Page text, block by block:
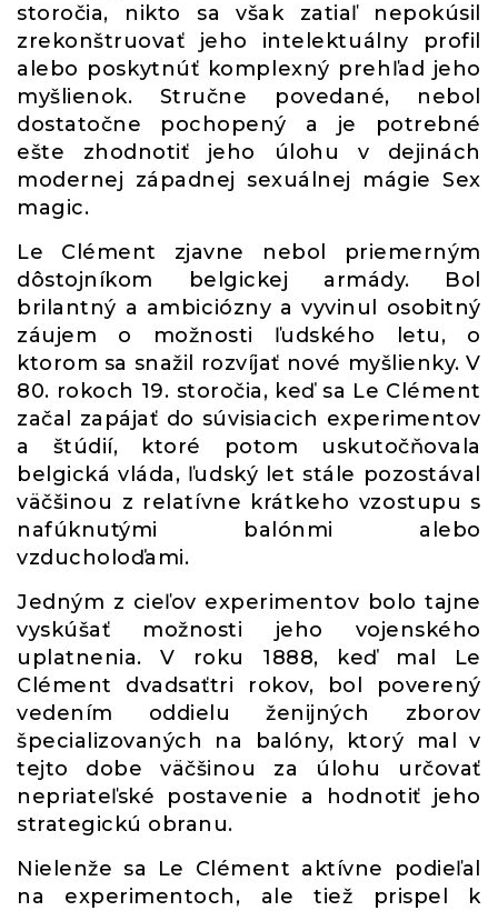
storočia, nikto sa však zatiaľ nepokúsil
zrekonštruovať jeho intelektuálny profil
alebo poskytnúť komplexný prehľad jeho
myšlienok. Stručne povedané, nebol
dostatočne pochopený a je potrebné
ešte zhodnotiť jeho úlohu v dejinách
modernej západnej sexuálnej mágie Sex
magic.
Le Clément zjavne nebol priemerným
dôstojníkom belgickej armády. Bol
brilantný a ambiciózny a vyvinul osobitný
záujem o možnosti ľudského letu, o
ktorom sa snažil rozvíjať nové myšlienky. V
80. rokoch 19. storočia, keď sa Le Clément
začal zapájať do súvisiacich experimentov
a štúdií, ktoré potom uskutočňovala
belgická vláda, ľudský let stále pozostával
väčšinou z relatívne krátkeho vzostupu s
nafúknutými balónmi alebo
vzducholoďami.
Jedným z cieľov experimentov bolo tajne
vyskúšať možnosti jeho vojenského
uplatnenia. V roku 1888, keď mal Le
Clément dvadsaťtri rokov, bol poverený
vedením oddielu ženijných zborov
špecializovaných na balóny, ktorý mal v
tejto dobe väčšinou za úlohu určovať
nepriateľské postavenie a hodnotiť jeho
strategickú obranu.
Nielenže sa Le Clément aktívne podieľal
na experimentoch, ale tiež prispel k